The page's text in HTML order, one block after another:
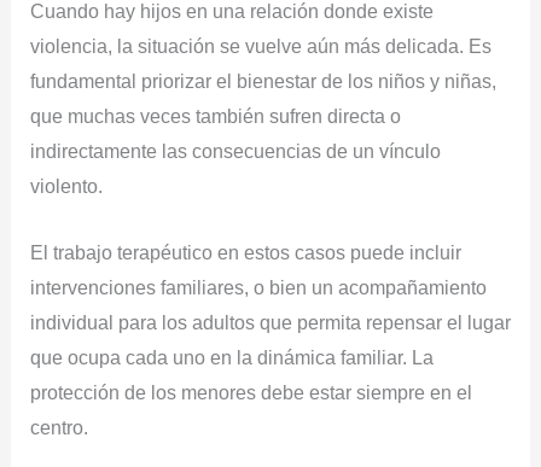
Cuando hay hijos en una relación donde existe
violencia, la situación se vuelve aún más delicada. Es
fundamental priorizar el bienestar de los niños y niñas,
que muchas veces también sufren directa o
indirectamente las consecuencias de un vínculo
violento.
El trabajo terapéutico en estos casos puede incluir
intervenciones familiares, o bien un acompañamiento
individual para los adultos que permita repensar el lugar
que ocupa cada uno en la dinámica familiar. La
protección de los menores debe estar siempre en el
centro.